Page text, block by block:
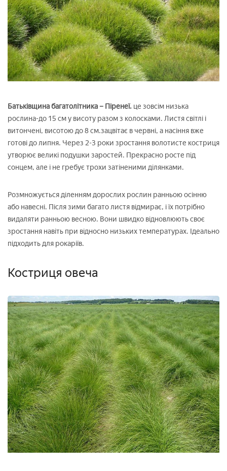
Батьківщина багатолітника – Піренеї. це зовсім низька
рослина-до 15 см у висоту разом з колосками. Листя світлі і
витончені, висотою до 8 см.зацвітає в червні, а насіння вже
готові до липня. Через 2-3 роки зростання волотисте костриця
утворює великі подушки заростей. Прекрасно росте під
сонцем, але і не гребує трохи затіненими ділянками.
Розмножується діленням дорослих рослин ранньою осінню
або навесні. Після зими багато листя відмирає, і їх потрібно
видаляти ранньою весною. Вони швидко відновлюють своє
зростання навіть при відносно низьких температурах. Ідеально
підходить для рокаріїв.
Костриця овеча